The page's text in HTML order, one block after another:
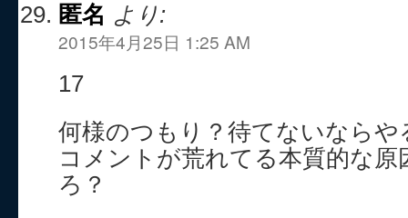
匿名 より:
2015年4月25日 1:25 AM
17
何様のつもり？待てないならや
コメントが荒れてる本質的な
ろ？